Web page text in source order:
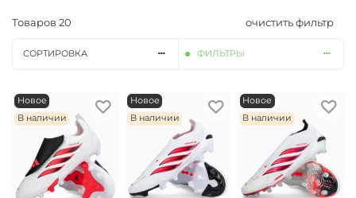
Товаров 20 очистить фильтр
СОРТИРОВКА ФИЛЬТРЫ
Новое
В наличии
Новое
В наличии
Новое
В наличии